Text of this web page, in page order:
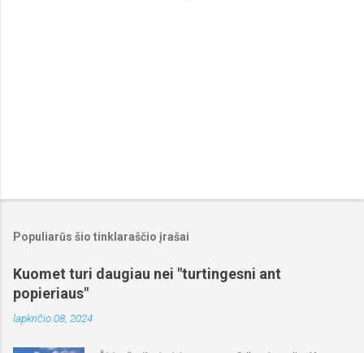
Populiarūs šio tinklaraščio įrašai
Kuomet turi daugiau nei "turtingesni ant
popieriaus"
lapkričio 08, 2024